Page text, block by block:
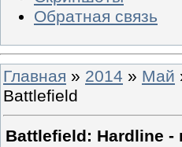
Обратная связь
Главная » 2014 » Май
Battlefield
Battlefield: Hardline -